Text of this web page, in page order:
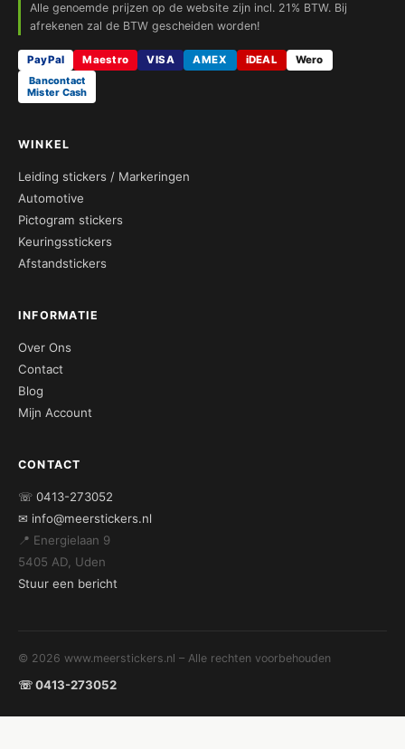
Alle genoemde prijzen op de website zijn incl. 21% BTW. Bij
afrekenen zal de BTW gescheiden worden!
PayPal Maestro VISA AMEX iDEAL
Wero
Bancontact
Mister Cash
WINKEL
Leiding stickers / Markeringen
Automotive
Pictogram stickers
Keuringsstickers
Afstandstickers
INFORMATIE
Over Ons
Contact
Blog
Mijn Account
CONTACT
☏ 0413-273052
✉ info@meerstickers.nl
📍 Energielaan 9
5405 AD, Uden
Stuur een bericht
© 2026 www.meerstickers.nl – Alle rechten voorbehouden
☏ 0413-273052